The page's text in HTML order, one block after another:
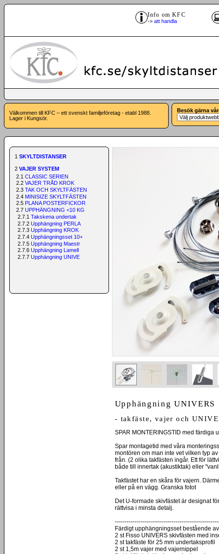
Info om KFC
-> att handla
Välkommen till KFC – ett svenskt familjeföretag - etabl 1988.
Lager i Kungsör.
Besök gärna
1 SKYLTDISTANSER
2 VAJER SYSTEM
2.1 CLASSIC SERIEN
2.2 VAJER TRÅD KROK
2.3 TAK OCH SKYLTFÄSTEN
2.4 MINISIZE SKYLTFÄSTEN
2.5 PLANA POSTERFICKOR
2.7 UPPHÄNGNING <10 KG
2.7.1 Takskena undertak
2.7.2 Upphängning PERLA
2.7.3 Upphängning KROK
2.7.4 Upphängningsset 10+
2.7.5 Upphängning Maestr
2.7.6 Upphängning Lamell
2.7.7 Upphängning UNIVE
Upphängning UNIVERS
- takfäste, vajer och
SPAR MONTERINGSTID med färdiga
Spar montagetid med våra
montören om man inte vet vilken typ
från. (2 olika takfästen ingår. Ett för
både till innertak (akustiktak) eller
Takfästet har en skåra för vajern.
eller på en vägg. Granska fotot
Det U-formade skivfästet är designat
rättvisa i minsta detalj.
Färdigt upphängningsset bestående
2 st Fisso UNIVERS skivfästen med
2 st takfäste för 25 mm undertaksprofil
2 st 1,5m vajer med vajernippel